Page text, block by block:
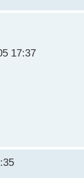
17:37